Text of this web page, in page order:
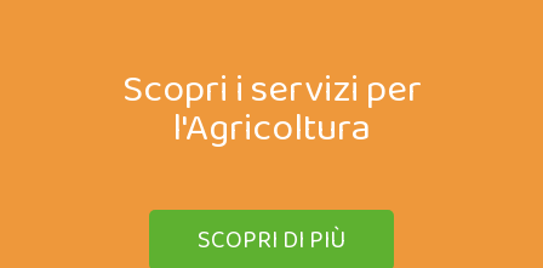
Scopri i servizi per
l'Agricoltura
SCOPRI DI PIÙ